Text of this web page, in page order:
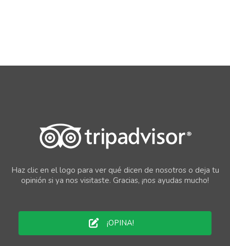
Haz clic en el logo para ver qué dicen de nosotros o deja tu
opinión si ya nos visitaste. Gracias, ¡nos ayudas mucho!
¡OPINA!